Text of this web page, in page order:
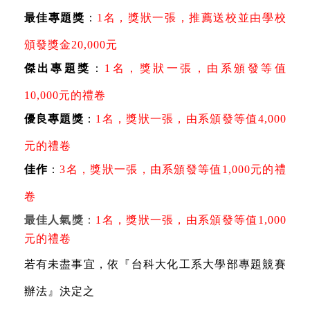
最佳專題獎 ： 1 名，獎狀一張，推薦送校並由學校
頒發獎金20,000元
傑出專題獎
： 1 名，獎狀一張，由系頒發等值
10,000元的禮卷
優良專題獎 ： 1 名，獎狀一張，由系頒發等值4,000
元的禮卷
佳作 ：3名，獎狀一張，由系頒發等值 1,000元的禮
卷
最佳人氣獎 ： 1 名，獎狀一張， 由系頒發等值 1,000
元的禮卷
若有未盡事宜，依『台科大化工系大學部專題競賽
辦法』決定之